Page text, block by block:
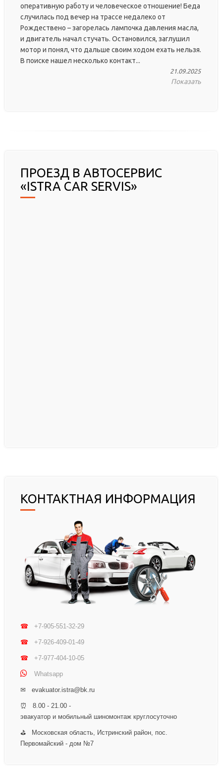
оперативную работу и человеческое отношение! Беда
случилась под вечер на трассе недалеко от
Рождествено – загорелась лампочка давления масла,
и двигатель начал стучать. Остановился, заглушил
мотор и понял, что дальше своим ходом ехать нельзя.
В поиске нашел несколько контакт...
21.09.2025
Показать
ПРОЕЗД В АВТОСЕРВИС
«ISTRA CAR SERVIS»
КОНТАКТНАЯ ИНФОРМАЦИЯ
☎ +7-905-551-32-29
☎ +7-926-409-01-49
☎ +7-977-404-10-05
Whatsapp
✉ evakuator.istra@bk.ru
⏰ 8.00 - 21.00 -
эвакуатор и мобильный шиномонтаж круглосуточно
⛳ Московская область, Истринский район, пос.
Первомайский - дом №7